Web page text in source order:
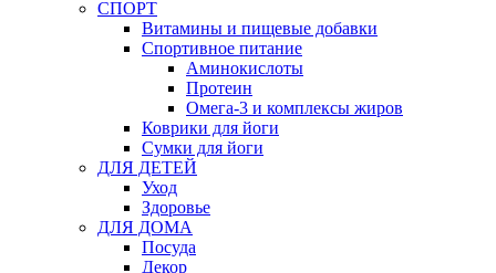
СПОРТ
Витамины и пищевые добавки
Спортивное питание
Аминокислоты
Протеин
Омега-3 и комплексы жиров
Коврики для йоги
Сумки для йоги
ДЛЯ ДЕТЕЙ
Уход
Здоровье
ДЛЯ ДОМА
Посуда
Декор